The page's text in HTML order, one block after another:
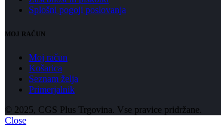
Splošni pogoji poslovanja
MOJ RAČUN
Moj račun
Košarica
Seznam želja
Primerjalnik
© 2025, CGS Plus Trgovina. Vse pravice pridržane.
Close